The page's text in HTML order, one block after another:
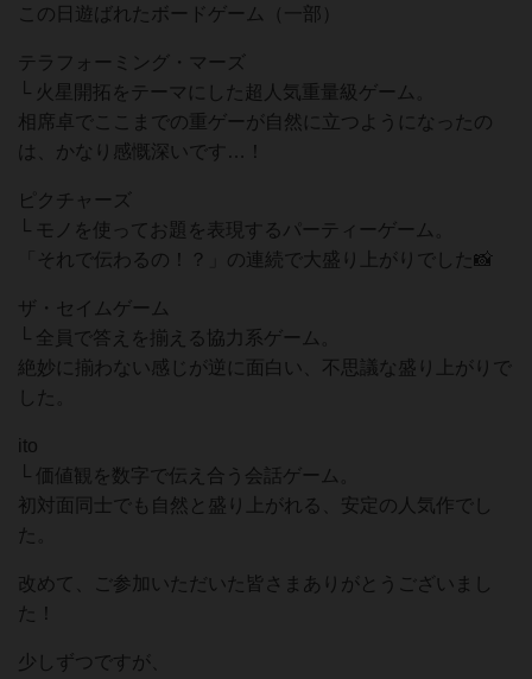
この日遊ばれたボードゲーム（一部）
テラフォーミング・マーズ
└ 火星開拓をテーマにした超人気重量級ゲーム。
相席卓でここまでの重ゲーが自然に立つようになったの
は、かなり感慨深いです…！
ピクチャーズ
└ モノを使ってお題を表現するパーティーゲーム。
「それで伝わるの！？」の連続で大盛り上がりでした📸
ザ・セイムゲーム
└ 全員で答えを揃える協力系ゲーム。
絶妙に揃わない感じが逆に面白い、不思議な盛り上がりで
した。
ito
└ 価値観を数字で伝え合う会話ゲーム。
初対面同士でも自然と盛り上がれる、安定の人気作でし
た。
改めて、ご参加いただいた皆さまありがとうございまし
た！
少しずつですが、